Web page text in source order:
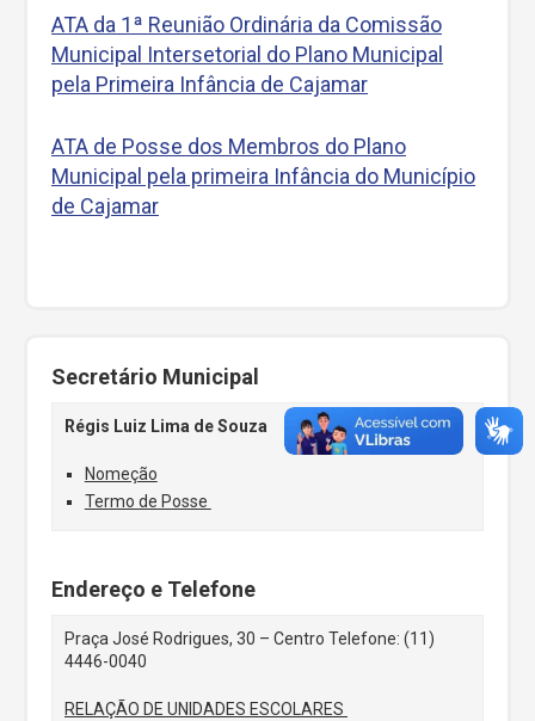
ATA da 1ª Reunião Ordinária da Comissão
Municipal Intersetorial do Plano Municipal
pela Primeira Infância de Cajamar
ATA de Posse dos Membros do Plano
Municipal pela primeira Infância do Município
de Cajamar
Secretário Municipal
Régis Luiz Lima de Souza
Nomeção
Termo de Posse
Endereço e Telefone
Praça José Rodrigues, 30 – Centro Telefone: (11)
4446-0040
RELAÇÃO DE UNIDADES ESCOLARES